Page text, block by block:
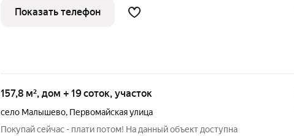
Прихожая и большой коридор со встроенным шкафом для
хранения
Показать телефон
157,8 м², дом + 19 соток, участок
село Малышево, Первомайская улица
Покупай сейчас - плати потом! На данный объект доступна